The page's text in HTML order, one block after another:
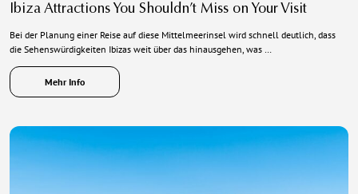
Ibiza Attractions You Shouldn’t Miss on Your Visit
Bei der Planung einer Reise auf diese Mittelmeerinsel wird schnell deutlich, dass
die Sehenswürdigkeiten Ibizas weit über das hinausgehen, was …
Mehr Info